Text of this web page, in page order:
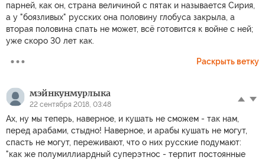
парней, как он, страна величиной с пятак и называется Сирия,
а у "боязливых" русских она половину глобуса закрыла, а
вторая половина спать не может, всё готовится к войне с ней;
уже скоро 30 лет как.
Раскрыть ветку
мэйнкунмурлыка
22 сентября 2018, 03:48
Ах, ну мы теперь, наверное, и кушать не сможем - так нам,
перед арабами, стыдно! Наверное, и арабы кушать не могут,
спасть не могут, переживают, что о них русские подумают:
"как же полумиллиардный суперэтнос - терпит постоянные